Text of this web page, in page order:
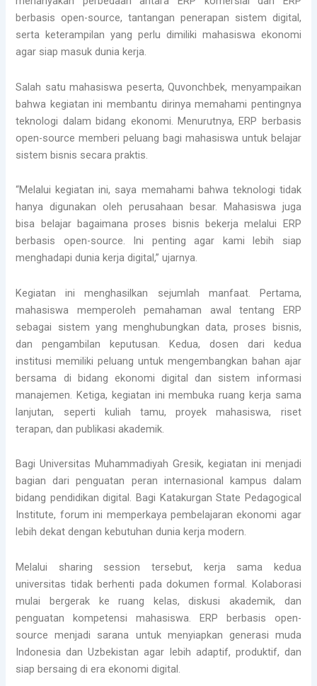
berbasis open-source, tantangan penerapan sistem digital,
serta keterampilan yang perlu dimiliki mahasiswa ekonomi
agar siap masuk dunia kerja.
Salah satu mahasiswa peserta, Quvonchbek, menyampaikan
bahwa kegiatan ini membantu dirinya memahami pentingnya
teknologi dalam bidang ekonomi. Menurutnya, ERP berbasis
open-source memberi peluang bagi mahasiswa untuk belajar
sistem bisnis secara praktis.
“Melalui kegiatan ini, saya memahami bahwa teknologi tidak
hanya digunakan oleh perusahaan besar. Mahasiswa juga
bisa belajar bagaimana proses bisnis bekerja melalui ERP
berbasis open-source. Ini penting agar kami lebih siap
menghadapi dunia kerja digital,” ujarnya.
Kegiatan ini menghasilkan sejumlah manfaat. Pertama,
mahasiswa memperoleh pemahaman awal tentang ERP
sebagai sistem yang menghubungkan data, proses bisnis,
dan pengambilan keputusan. Kedua, dosen dari kedua
institusi memiliki peluang untuk mengembangkan bahan ajar
bersama di bidang ekonomi digital dan sistem informasi
manajemen. Ketiga, kegiatan ini membuka ruang kerja sama
lanjutan, seperti kuliah tamu, proyek mahasiswa, riset
terapan, dan publikasi akademik.
Bagi Universitas Muhammadiyah Gresik, kegiatan ini menjadi
bagian dari penguatan peran internasional kampus dalam
bidang pendidikan digital. Bagi Katakurgan State Pedagogical
Institute, forum ini memperkaya pembelajaran ekonomi agar
lebih dekat dengan kebutuhan dunia kerja modern.
Melalui sharing session tersebut, kerja sama kedua
universitas tidak berhenti pada dokumen formal. Kolaborasi
mulai bergerak ke ruang kelas, diskusi akademik, dan
penguatan kompetensi mahasiswa. ERP berbasis open-
source menjadi sarana untuk menyiapkan generasi muda
Indonesia dan Uzbekistan agar lebih adaptif, produktif, dan
siap bersaing di era ekonomi digital.